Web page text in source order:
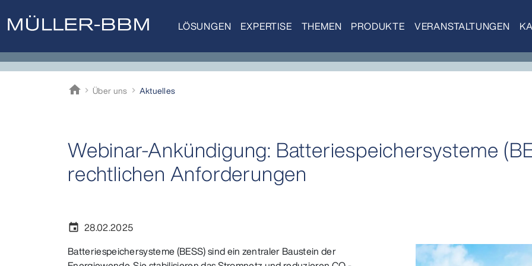
LÖSUNGEN EXPERTISE THEMEN PRODUKTE VERANSTALTUNGEN
home
Müller-BBMÜber uns Aktuelles
Webinar-Ankündigung: Batteriespeichersysteme
rechtlichen Anforderungen
event 28.02.2025
Batteriespeichersysteme (BESS) sind ein zentraler Baustein der